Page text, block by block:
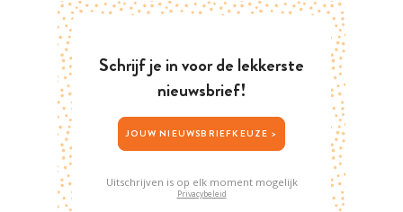
Schrijf je in voor de lekkerste
nieuwsbrief!
JOUW NIEUWSBRIEFKEUZE >
Uitschrijven is op elk moment mogelijk
Privacybeleid